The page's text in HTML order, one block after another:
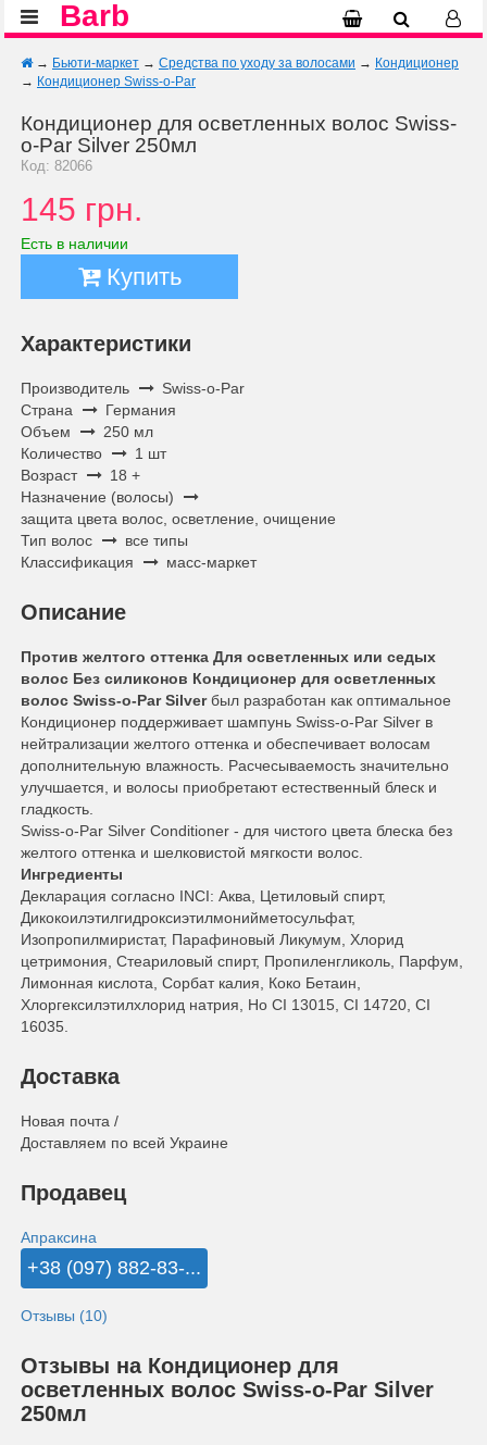
Barb
→ Бьюти-маркет → Средства по уходу за волосами → Кондиционер
→ Кондиционер Swiss-o-Par
Кондиционер для осветленных волос Swiss-
o-Par Silver 250мл
Код: 82066
145 грн.
Есть в наличии
Купить
Характеристики
Производитель
Swiss-o-Par
Страна
Германия
Объем
250 мл
Количество
1 шт
Возраст
18 +
Назначение (волосы)
защита цвета волос, осветление, очищение
Тип волос
все типы
Классификация
масс-маркет
Описание
Против желтого оттенка Для осветленных или седых
волос Без силиконов Кондиционер для осветленных
волос Swiss-o-Par Silverбыл разработан как оптимальное
Кондиционер поддерживает шампунь Swiss-o-Par Silver в
нейтрализации желтого оттенка и обеспечивает волосам
дополнительную влажность. Расчесываемость значительно
улучшается, и волосы приобретают естественный блеск и
гладкость.
Swiss-o-Par Silver Conditioner - для чистого цвета блеска без
желтого оттенка и шелковистой мягкости волос.
Ингредиенты
Декларация согласно INCI: Аква, Цетиловый спирт,
Дикокоилэтилгидроксиэтилмонийметосульфат,
Изопропилмиристат, Парафиновый Ликумум, Хлорид
цетримония, Стеариловый спирт, Пропиленгликоль, Парфум,
Лимонная кислота, Сорбат калия, Коко Бетаин,
Хлоргексилэтилхлорид натрия, Но CI 13015, CI 14720, CI
16035.
Доставка
Новая почта /
Доставляем по всей Украине
Продавец
Апраксина
+38 (097) 882-83-...
Отзывы (10)
Отзывы на Кондиционер для
осветленных волос Swiss-o-Par Silver
250мл